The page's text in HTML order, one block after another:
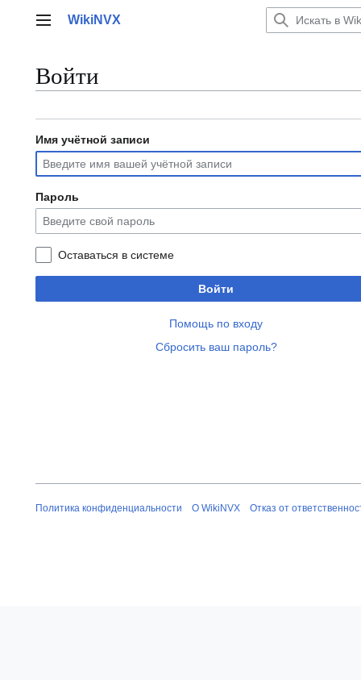
Главное меню
WikiNVX
Войти
Имя учётной записи
Пароль
Оставаться в системе
Войти
Помощь по входу
Сбросить ваш пароль?
Политика конфиденциальности О WikiNVX Отказ от